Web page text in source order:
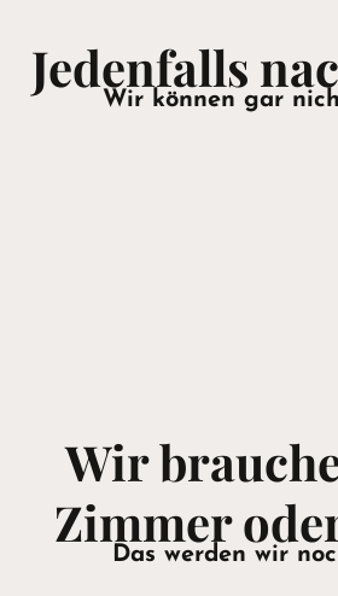
Jedenfalls
Wir können gar
Wir
Zimmer
Das werden wir